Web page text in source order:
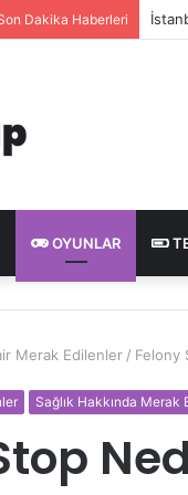
Dakika Haberleri
OYUNLAR
Merak Edilenler / Felony
Sağlık Hakkında Merak